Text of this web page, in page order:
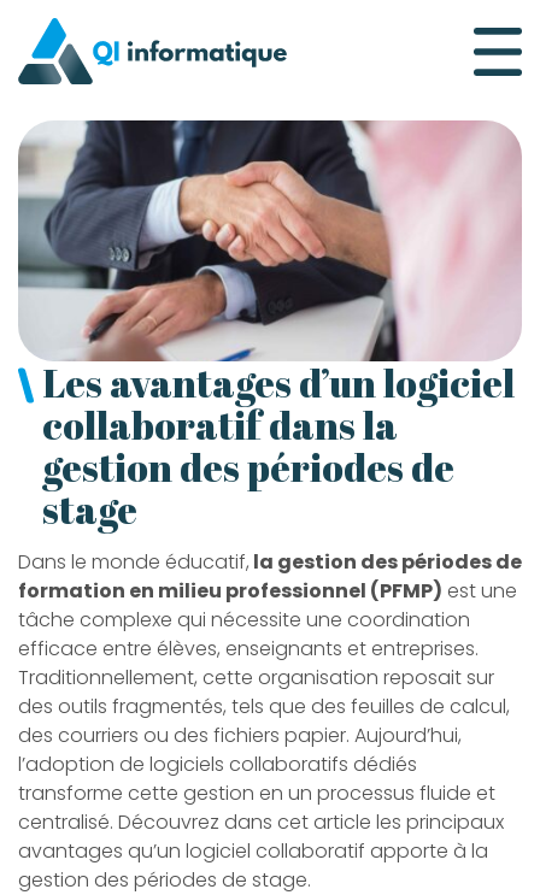
Skip
to
content
Qi Informatique
Les avantages d’un logiciel
collaboratif dans la
gestion des périodes de
stage
Dans le monde éducatif, la gestion des périodes de
formation en milieu professionnel (PFMP) est une
tâche complexe qui nécessite une coordination
efficace entre élèves, enseignants et entreprises.
Traditionnellement, cette organisation reposait sur
des outils fragmentés, tels que des feuilles de calcul,
des courriers ou des fichiers papier. Aujourd’hui,
l’adoption de logiciels collaboratifs dédiés
transforme cette gestion en un processus fluide et
centralisé. Découvrez dans cet article les principaux
avantages qu’un logiciel collaboratif apporte à la
gestion des périodes de stage.